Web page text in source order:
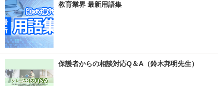
教育業界 最新用語集
保護者からの相談対応Q＆A（鈴木邦明先生）